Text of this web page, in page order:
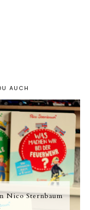
AUCH
Nico Sternbaum